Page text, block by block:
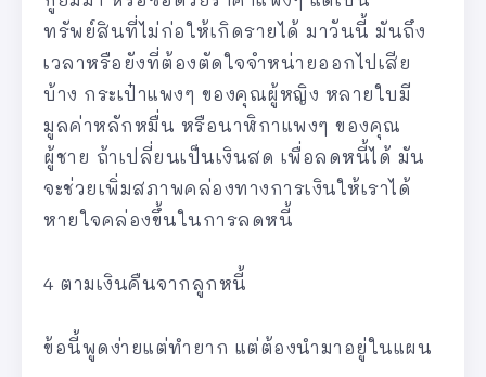
ทรัพย์สินที่ไม่ก่อให้เกิดรายได้ มาวันนี้ มันถึง
เวลาหรือยังที่ต้องตัดใจจำหน่ายออกไปเสีย
บ้าง กระเป๋าแพงๆ ของคุณผู้หญิง หลายใบมี
มูลค่าหลักหมื่น หรือนาฬิกาแพงๆ ของคุณ
ผู้ชาย ถ้าเปลี่ยนเป็นเงินสด เพื่อลดหนี้ได้ มัน
จะช่วยเพิ่มสภาพคล่องทางการเงินให้เราได้
หายใจคล่องขึ้นในการลดหนี้
4 ตามเงินคืนจากลูกหนี้
ข้อนี้พูดง่ายแต่ทำยาก แต่ต้องนำมาอยู่ในแผน